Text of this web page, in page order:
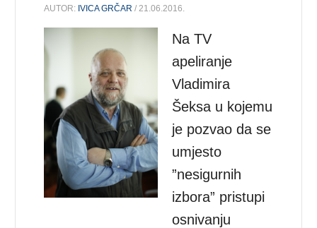
AUTOR: IVICA GRČAR / 21.06.2016.
Na TV
apeliranje
Vladimira
Šeksa u kojemu
je pozvao da se
umjesto
”nesigurnih
izbora” pristupi
osnivanju